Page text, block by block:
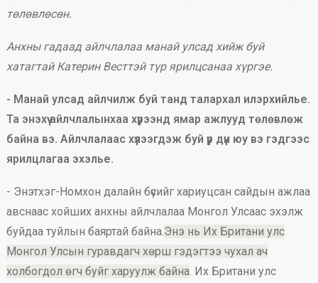
төлөвлөсөн.
Анхны гадаад айлчлалаа манай улсад хийж буй
хатагтай Катерин Весттэй түр ярилцсанаа хүргэе.
- Манай улсад айлчилж буй танд талархал илэрхийлье.
Та энэхүү айлчлалынхаа хүрээнд ямар ажлууд төлөвлөж
байна вэ. Айлчлалаас хүлээгдэж буй үр дүн юу вэ гэдгээс
ярилцлагаа эхэлье.
- Энэтхэг-Номхон далайн бүсийг хариуцсан сайдын ажлаа
авснаас хойших анхны айлчлалаа Монгол Улсаас эхэлж
буйдаа туйлын баяртай байна.Энэ нь Их Британи улс
Монгол Улсын гуравдагч хөрш гэдэгтээ чухал ач
холбогдол өгч буйг харуулж байна. Их Британи улс